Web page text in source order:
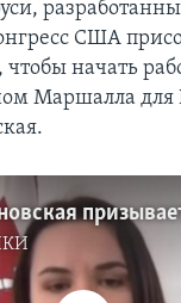
США
начать
Маршалла для